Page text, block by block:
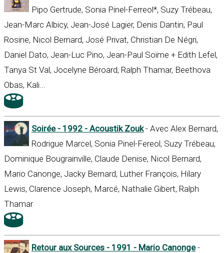
Pipo Gertrude, Sonia Pinel-Ferreol*, Suzy Trébeau,
Jean-Marc Albicy, Jean-José Lagier, Denis Dantin, Paul
Rosine, Nicol Bernard, José Privat, Christian De Négri,
Daniel Dato, Jean-Luc Pino, Jean-Paul Soïme + Edith Lefel,
Tanya St Val, Jocelyne Béroard, Ralph Thamar, Beethova
Obas, Kali...
Soirée - 1992 - Acoustik Zouk- Avec Alex Bernard,
Rodrigue Marcel, Sonia Pinel-Fereol, Suzy Trébeau,
Dominique Bougrainville, Claude Denise, Nicol Bernard,
Mario Canonge, Jacky Bernard, Luther François, Hilary
Lewis, Clarence Joseph, Marcé, Nathalie Gibert, Ralph
Thamar
Retour aux Sources - 1991 - Mario Canonge-